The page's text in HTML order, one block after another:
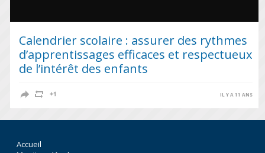
Calendrier scolaire : assurer des rythmes
d’apprentissages efficaces et respectueux
de l’intérêt des enfants
IL Y A 11 ANS
Accueil